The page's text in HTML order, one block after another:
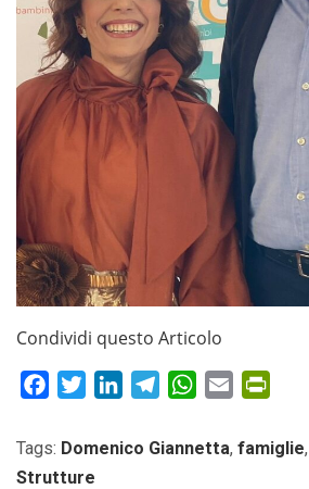
Condividi questo Articolo
FacebookTwitterLinkedInTelegramWhatsApp
Email
Tags: Domenico Giannetta, famiglie,
Strutture